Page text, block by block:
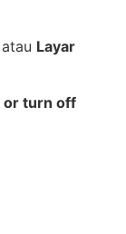
atau Layar
or turn off